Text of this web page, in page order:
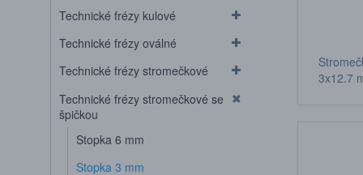
Technické frézy kulové
Technické frézy oválné
Technické frézy stromečkové
Technické frézy stromečkové se
špičkou
Stopka 6 mm
Stopka 3 mm
3x12,7